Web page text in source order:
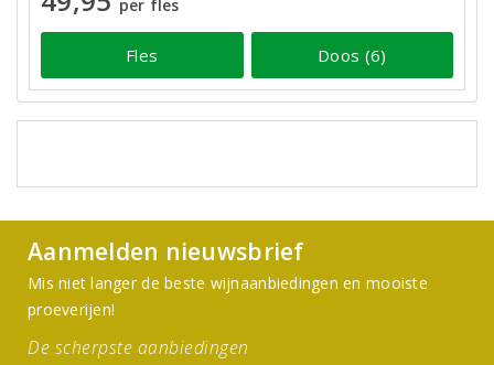
per fles
Fles Doos (6)
Aanmelden nieuwsbrief
Mis niet langer de beste wijnaanbiedingen en mooiste
proeverijen!
De scherpste aanbiedingen